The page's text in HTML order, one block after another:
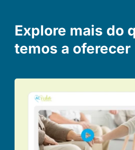
Explore mais do
temos a oferecer